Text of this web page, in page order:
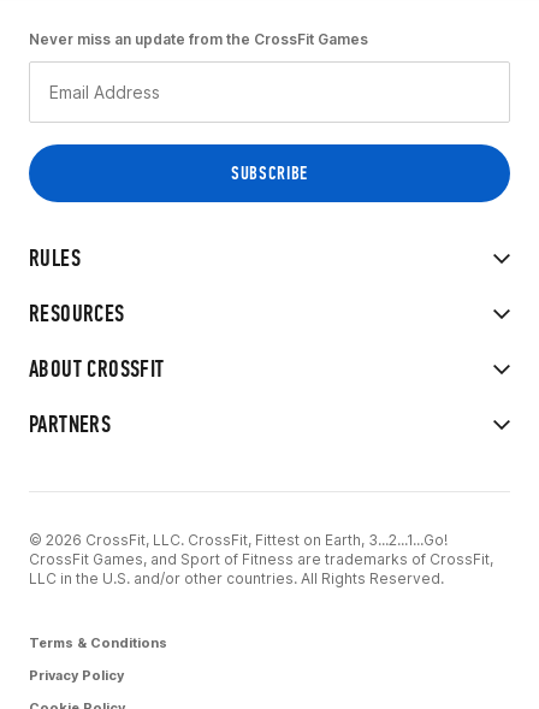
RULES
RESOURCES
ABOUT CROSSFIT
PARTNERS
Never miss an update from the CrossFit Games
© 2026 CrossFit, LLC. CrossFit, Fittest on Earth, 3...2...1...Go!
CrossFit Games, and Sport of Fitness are trademarks of CrossFit,
LLC in the U.S. and/or other countries. All Rights Reserved.
Terms & Conditions
Privacy Policy